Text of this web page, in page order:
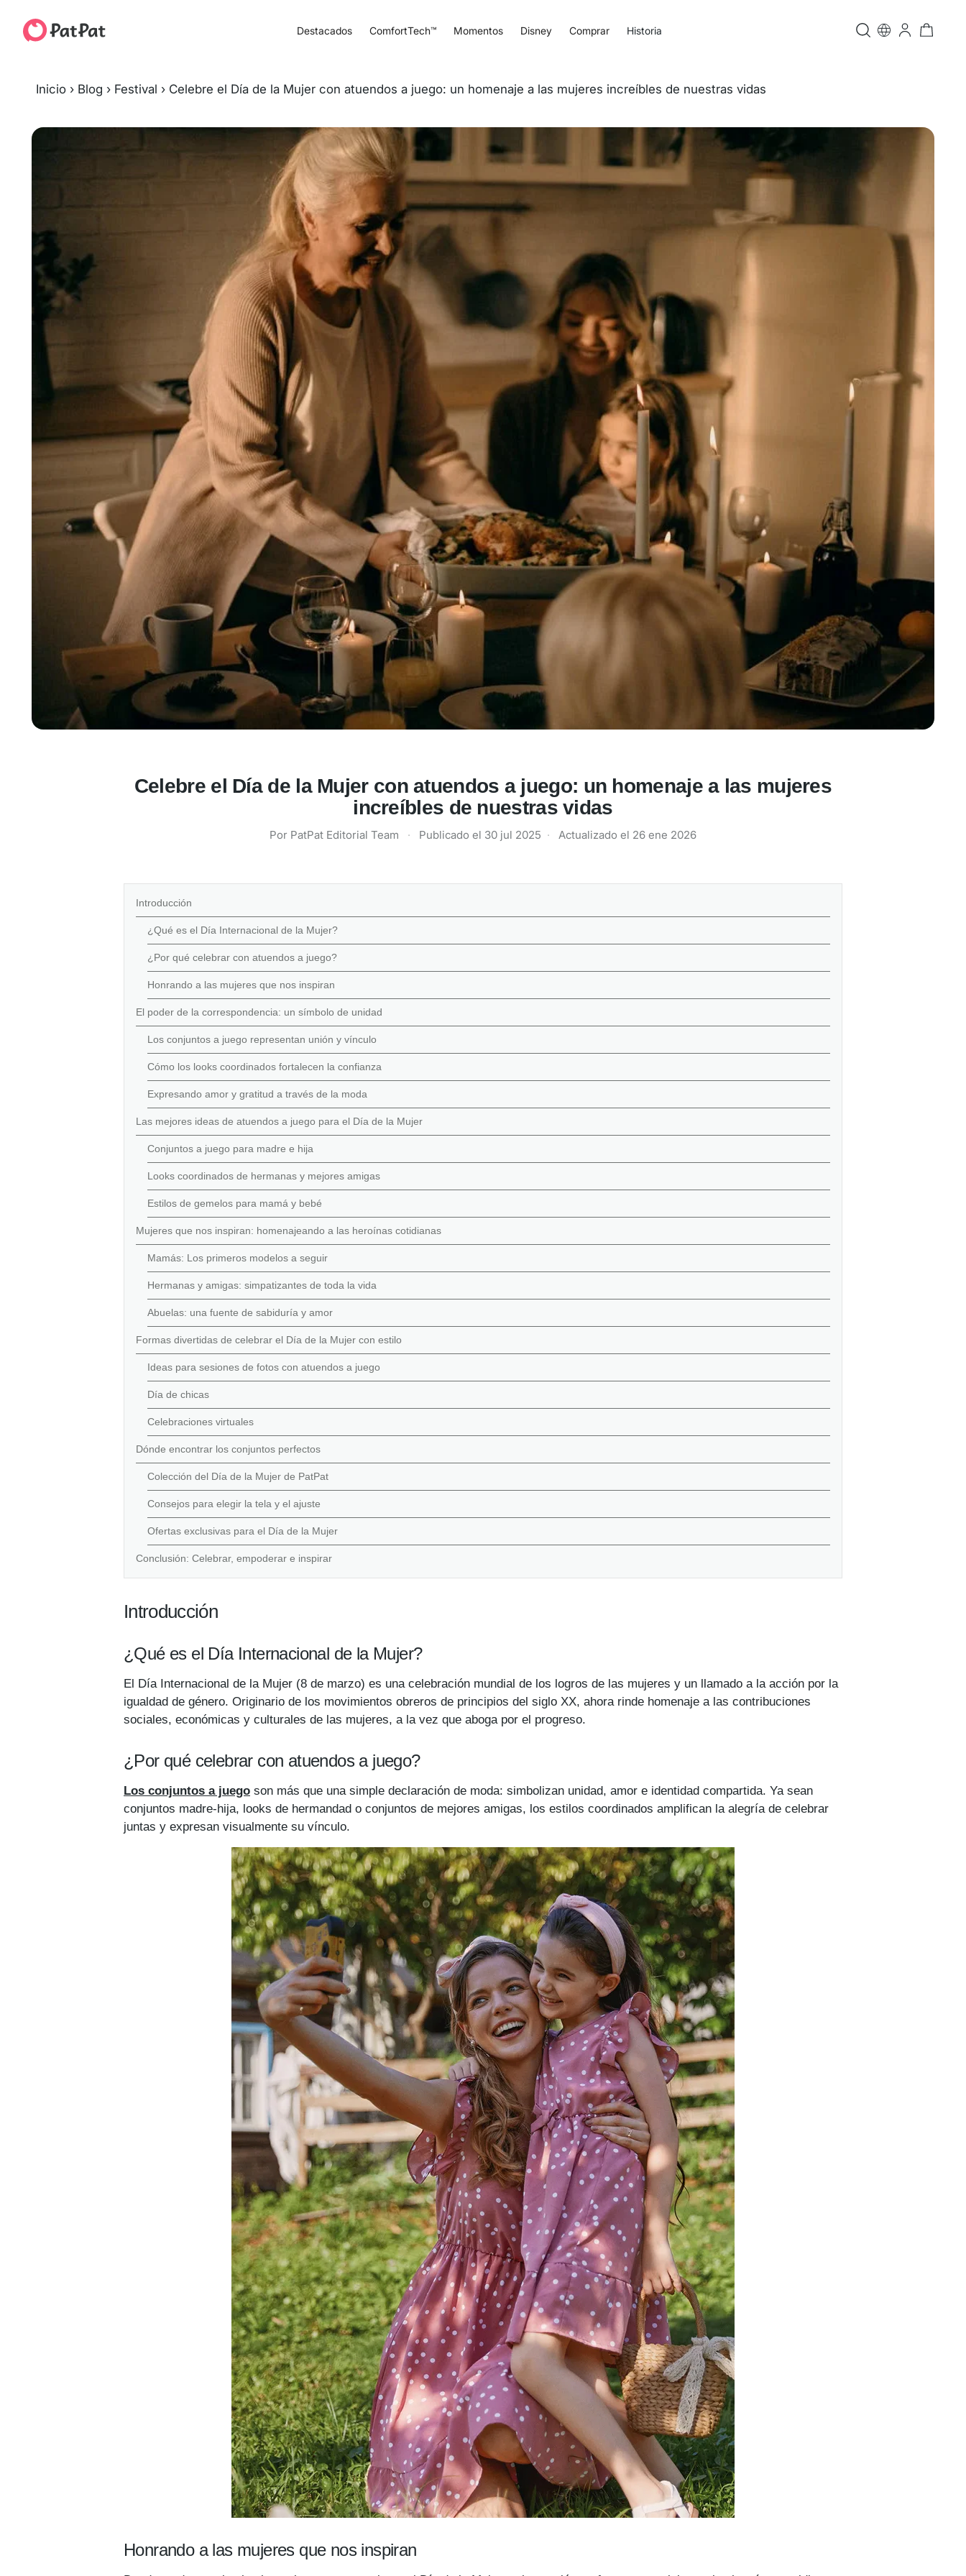
Destacados ComfortTech™ Momentos Disney Comprar Historia
Inicio › Blog › Festival › Celebre el Día de la Mujer con atuendos a juego: un homenaje a las mujeres increíbles de nuestras vidas
Celebre el Día de la Mujer con atuendos a juego: un homenaje a las mujeres
increíbles de nuestras vidas
Por PatPat Editorial Team · Publicado el 30 jul 2025 · Actualizado el 26 ene 2026
Introducción
¿Qué es el Día Internacional de la Mujer?
¿Por qué celebrar con atuendos a juego?
Honrando a las mujeres que nos inspiran
El poder de la correspondencia: un símbolo de unidad
Los conjuntos a juego representan unión y vínculo
Cómo los looks coordinados fortalecen la confianza
Expresando amor y gratitud a través de la moda
Las mejores ideas de atuendos a juego para el Día de la Mujer
Conjuntos a juego para madre e hija
Looks coordinados de hermanas y mejores amigas
Estilos de gemelos para mamá y bebé
Mujeres que nos inspiran: homenajeando a las heroínas cotidianas
Mamás: Los primeros modelos a seguir
Hermanas y amigas: simpatizantes de toda la vida
Abuelas: una fuente de sabiduría y amor
Formas divertidas de celebrar el Día de la Mujer con estilo
Ideas para sesiones de fotos con atuendos a juego
Día de chicas
Celebraciones virtuales
Dónde encontrar los conjuntos perfectos
Colección del Día de la Mujer de PatPat
Consejos para elegir la tela y el ajuste
Ofertas exclusivas para el Día de la Mujer
Conclusión: Celebrar, empoderar e inspirar
Introducción
¿Qué es el Día Internacional de la Mujer?
El Día Internacional de la Mujer (8 de marzo) es una celebración mundial de los logros de las mujeres y un llamado a la acción por la
igualdad de género. Originario de los movimientos obreros de principios del siglo XX, ahora rinde homenaje a las contribuciones
sociales, económicas y culturales de las mujeres, a la vez que aboga por el progreso.
¿Por qué celebrar con atuendos a juego?
Los conjuntos a juego son más que una simple declaración de moda: simbolizan unidad, amor e identidad compartida. Ya sean
conjuntos madre-hija, looks de hermandad o conjuntos de mejores amigas, los estilos coordinados amplifican la alegría de celebrar
juntas y expresan visualmente su vínculo.
Honrando a las mujeres que nos inspiran